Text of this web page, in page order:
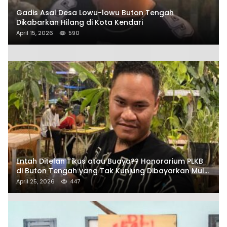
Gadis Asal Desa Lowu-lowu Buton Tengah
Dikabarkan Hilang di Kota Kendari
April 15, 2026 590
Entah Ditelan Tikus atau Buaya?? Honorarium PLKB
di Buton Tengah yang Tak Kunjung Dibayarkan Mulai
Disorot SAMURAIS
April 25, 2026 447